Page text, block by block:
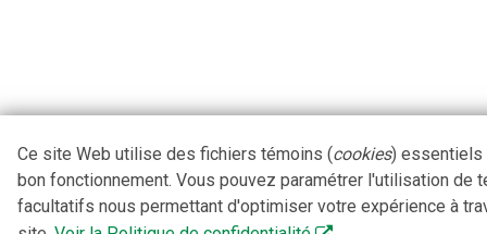
Ce site Web utilise des fichiers témoins (cookies) essentiels
bon fonctionnement. Vous pouvez paramétrer l'utilisation de
facultatifs nous permettant d'optimiser votre expérience à